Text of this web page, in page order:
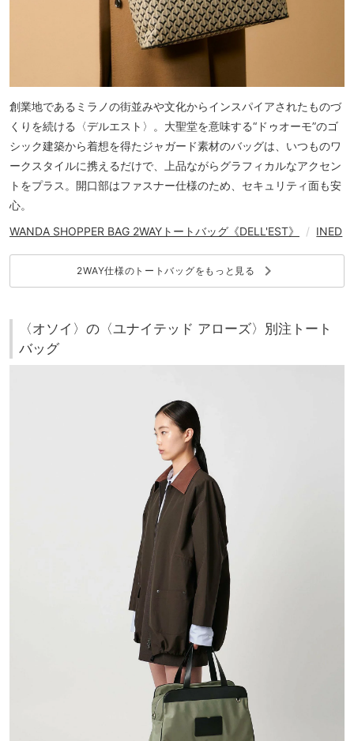
創業地であるミラノの街並みや文化からインスパイアされたものづ
くりを続ける〈デルエスト〉。大聖堂を意味する“ドゥオーモ”のゴ
シック建築から着想を得たジャガード素材のバッグは、いつものワ
ークスタイルに携えるだけで、上品ながらグラフィカルなアクセン
トをプラス。開口部はファスナー仕様のため、セキュリティ面も安
心。
WANDA SHOPPER BAG 2WAYトートバッグ《DELL'EST》
/ INED
2WAY仕様のトートバッグをもっと見る keyboard_arrow_right
〈オソイ〉の〈ユナイテッド アローズ〉別注トート
バッグ